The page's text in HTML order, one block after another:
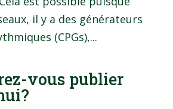
il y a des générateurs
(CPGs),...
vous publier